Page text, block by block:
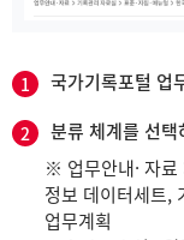
1 국가기록포털 업
2
분류 체계를 선
※ 업무안내· 자료
정보 데이터세트,
업무계획